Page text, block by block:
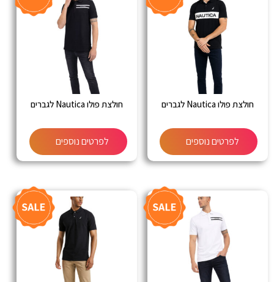
חולצת פולו Nautica לגברים
לפרטים נוספים
חולצת פולו Nautica לגברים
לפרטים נוספים